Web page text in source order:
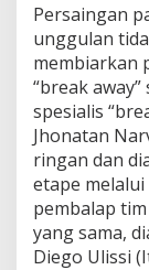
Persaingan
unggulan
membiarkan
“break
spesialis
Jhonatan
ringan dan
etape melalui
pembalap
yang sama,
Diego Ulissi